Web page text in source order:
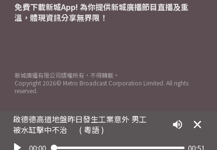
啟德德高道地盤昨日發生工業意外 男工
被水缸擊中不治
( 粵語 )
00:00 00:51
免費下載新城App! 為你提供新城廣播節目直播及重
溫，體現資訊分享無界限！
新城廣播有限公司版權所有，不得轉載。
Copyright 2026© Metro Broadcast Corporation Limited. All rights
reserved.